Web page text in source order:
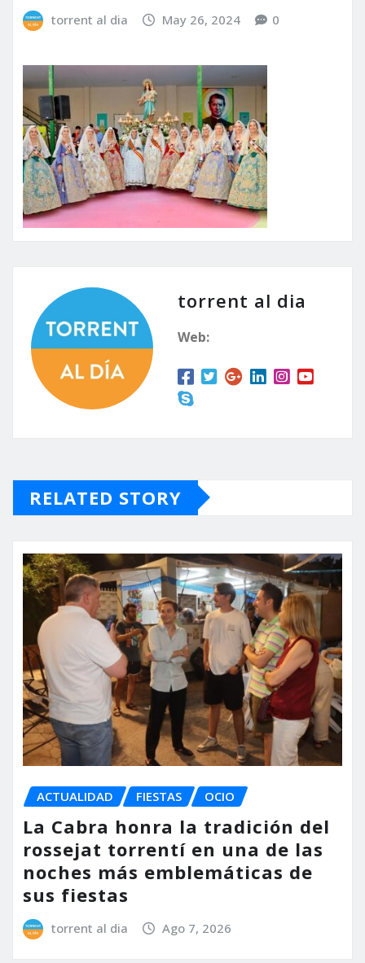
torrent al dia May 26, 2024 0
torrent al dia
Web:
RELATED STORY
ACTUALIDAD FIESTAS OCIO
La Cabra honra la tradición del
rossejat torrentí en una de las
noches más emblemáticas de
sus fiestas
torrent al dia Ago 7, 2026